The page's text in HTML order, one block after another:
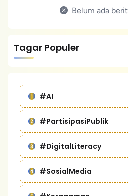
Belum ada
Tagar Populer
#AI
#PartisipasiPublik
#DigitalLiteracy
#SosialMedia